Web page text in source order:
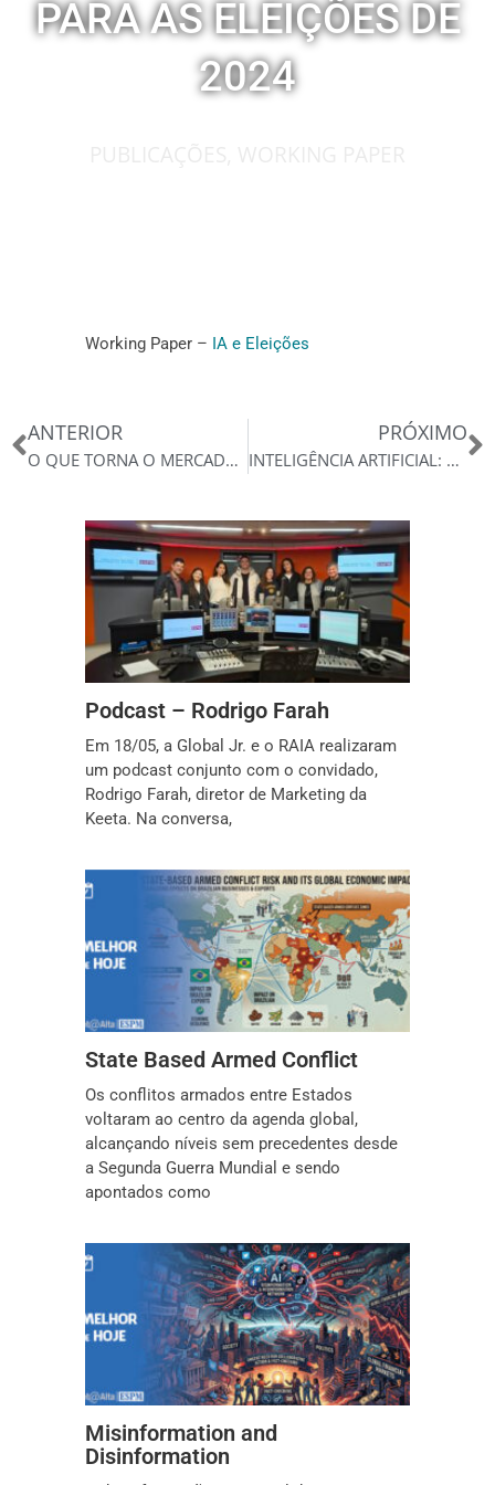
PARA AS ELEIÇÕES DE
2024
Working Paper – IA e Eleições
Anterior
ANTERIOR
O QUE TORNA O MERCADO VERDE?
PRÓXIMO
INTELIGÊNCIA ARTIFICIAL: OS IMPACTOS ECONÔMICOS DO DESENVOLVIMENTO TECNOLÓGICO NA EMPREGABILIDADE
Podcast – Rodrigo Farah
Em 18/05, a Global Jr. e o RAIA realizaram
um podcast conjunto com o convidado,
Rodrigo Farah, diretor de Marketing da
Keeta. Na conversa,
State Based Armed Conflict
Os conflitos armados entre Estados
voltaram ao centro da agenda global,
alcançando níveis sem precedentes desde
a Segunda Guerra Mundial e sendo
apontados como
Misinformation and
Disinformation